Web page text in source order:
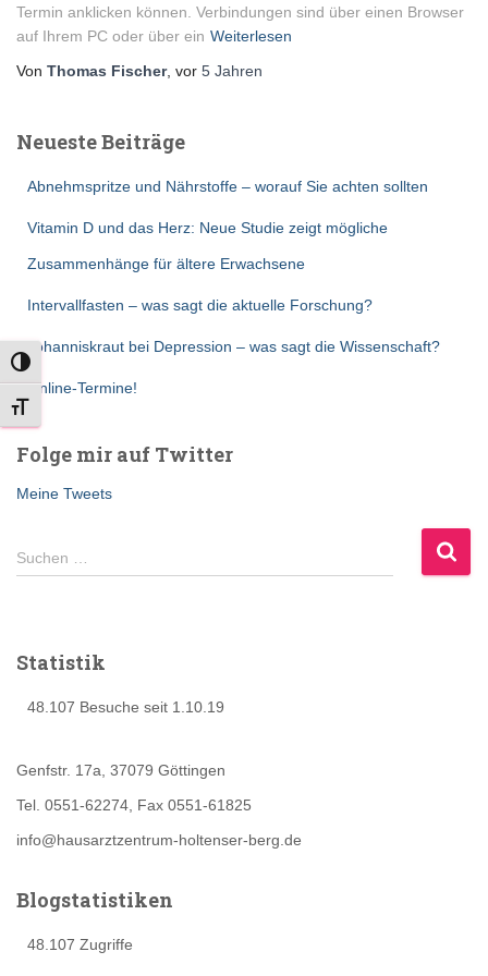
UMSCHALTEN AUF HOHE KONTRASTE
SCHRIFT VERGRÖSSERN
Termin anklicken können. Verbindungen sind über einen Browser
auf Ihrem PC oder über ein Weiterlesen
Von Thomas Fischer, vor 5 Jahren
Neueste Beiträge
Abnehmspritze und Nährstoffe – worauf Sie achten sollten
Vitamin D und das Herz: Neue Studie zeigt mögliche
Zusammenhänge für ältere Erwachsene
Intervallfasten – was sagt die aktuelle Forschung?
Johanniskraut bei Depression – was sagt die Wissenschaft?
Online-Termine!
Folge mir auf Twitter
Meine Tweets
S
u
n
h
Suchen …
Statistik
48.107 Besuche seit 1.10.19
Genfstr. 17a, 37079 Göttingen
Tel. 0551-62274, Fax 0551-61825
info@hausarztzentrum-holtenser-berg.de
Blogstatistiken
48.107 Zugriffe